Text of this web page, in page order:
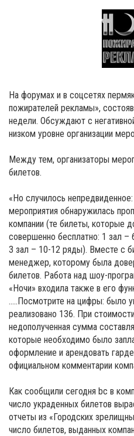
На форумах и в соцсетях
пожирателей рекламы»,
недели. Обсуждают с
низком уровне организации
Между тем, организаторы
билетов.
«Но случилось
мероприятия обнаружилась
компании (те билеты, которые
совершенно бесплатно: 1 зал
3 зал – 10-12 ряды). Вместе с
менеджер, которому была
билетов. Работа над шоу-
«Ночи» входила также в его
…..Посмотрите на цифры: было
реализовано 136. При
недополученная сумма
которые необходимо было
оформление и арендовать
официальном комментарии
Как сообщили сегодня bc в
число украденных билетов
отчеты из «Городских
число билетов, выданных